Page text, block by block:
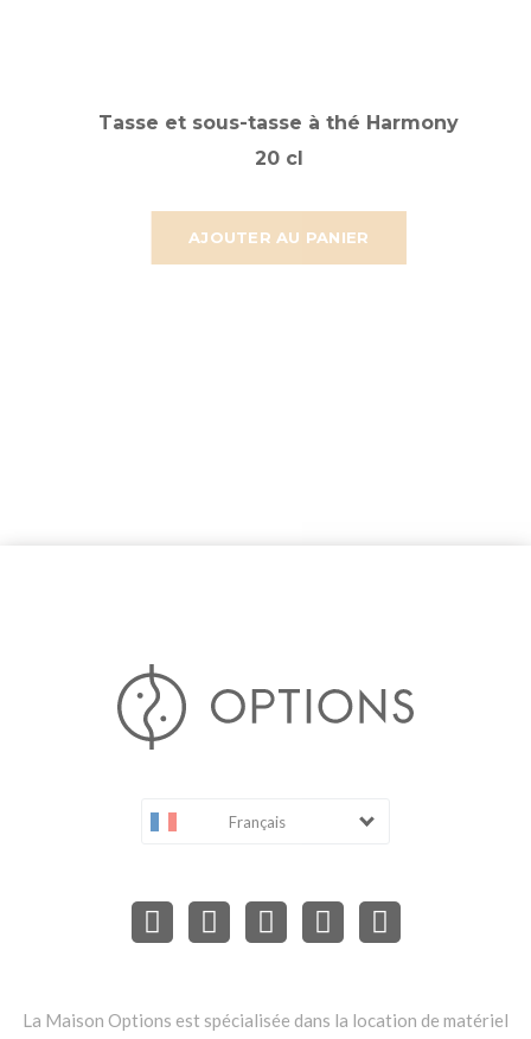
AJOUTER AU PANIER
Tasse et sous-tasse à thé Harmony
20 cl
Français
La Maison Options est spécialisée dans la location de matériel